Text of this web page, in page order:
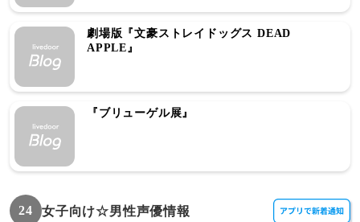
劇場版『文豪ストレイドッグス DEAD
APPLE』
『ブリューゲル展』
24 女子向け☆男性声優情報